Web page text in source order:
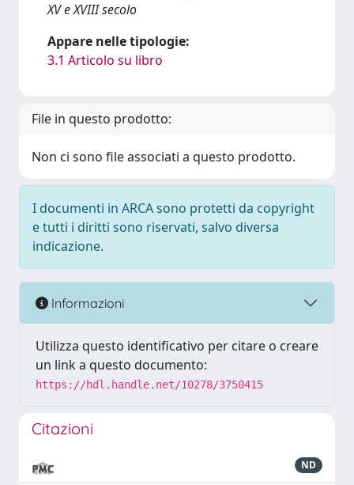
XV e XVIII secolo
Appare nelle tipologie:
3.1 Articolo su libro
File in questo prodotto:
Non ci sono file associati a questo prodotto.
I documenti in ARCA sono protetti da copyright
e tutti i diritti sono riservati, salvo diversa
indicazione.
Informazioni
Utilizza questo identificativo per citare o creare
un link a questo documento:
https://hdl.handle.net/10278/3750415
Citazioni
ND